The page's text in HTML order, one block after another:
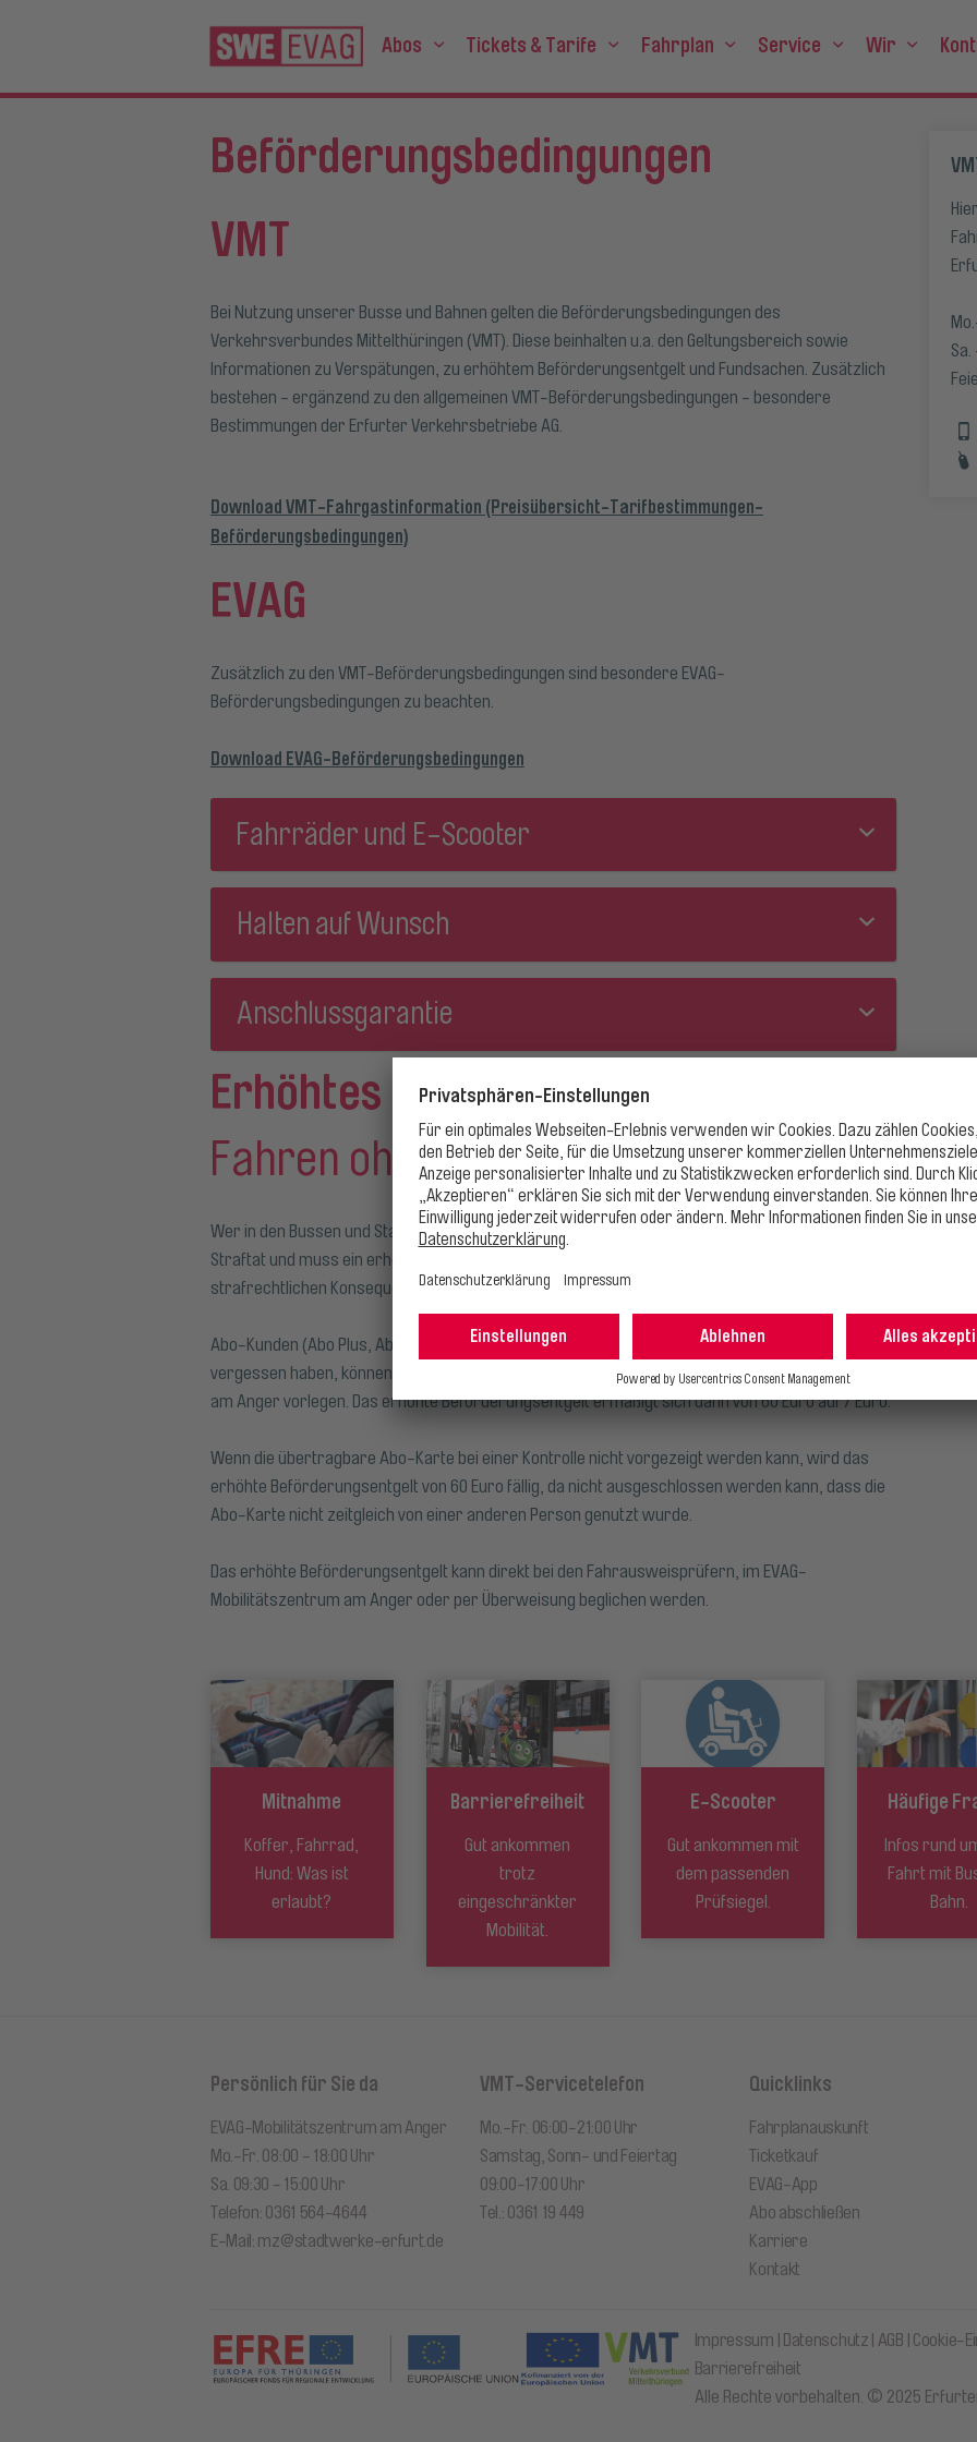
Abos Untermenü anzeigen für "Abos"
Tickets & Tarife Untermenü anzeigen für "Tickets & Tarife"
Fahrplan Untermenü anzeigen für
Service Untermenü
Wir
Baumaßnahme
Stadtparkdreieck
Seit dem 2. August 2026 läuft der zweite Bauabschnitt. Dadurch
geänderte Linien und Fahrpläne. Ab dem 17. August 2026 verkehren alle
Sperrung des Schmidtstedter Knotens umgeleitet.
MEHR INFOS
Beförderungsbedingungen
VMT
Bei Nutzung unserer Busse und Bahnen gelten die Beförderungsbedingungen des
Verkehrsverbundes Mittelthüringen (VMT). Diese beinhalten u.a. den Geltungsbereich sowie
Informationen zu Verspätungen, zu erhöhtem Beförderungsentgelt und Fundsachen. Zusätzlich
bestehen - ergänzend zu den allgemeinen VMT-Beförderungsbedingungen - besondere
Bestimmungen der Erfurter Verkehrsbetriebe AG.
Download VMT-Fahrgastinformation (Preisübersicht-Tarifbestimmungen-
Beförderungsbedingungen)
EVAG
Zusätzlich zu den VMT-Beförderungsbedingungen sind besondere EVAG-
Beförderungsbedingungen zu beachten.
Download EVAG-Beförderungsbedingungen
Fahrräder und E-Scooter
Halten auf Wunsch
Anschlussgarantie
Erhöhtes Beförderungsentgelt
Fahren ohne gültigen Fahrschein
Wer in den Bussen und Stadtbahnen der EVAG ohne gültiges Ticket unterwegs ist, begeht eine
Straftat und muss ein erhöhtes Beförderungsentgelt von 60 Euro zahlen. Auch ist mit
strafrechtlichen Konsequenzen zu rechnen.
Abo-Kunden (Abo Plus, Abo Mobil65, Abo Schüler/Azubi), die ihre personengebundene Fahrkarte
vergessen haben, können diese innerhalb von 7 Tagen nachträglich im EVAG-Mobilitätszentrum
am Anger vorlegen. Das erhöhte Beförderungsentgelt ermäßigt sich dann von 60 Euro auf 7 Euro.
Wenn die übertragbare Abo-Karte bei einer Kontrolle nicht vorgezeigt werden kann, wird das
erhöhte Beförderungsentgelt von 60 Euro fällig, da nicht ausgeschlossen werden kann, dass die
Abo-Karte nicht zeitgleich von einer anderen Person genutzt wurde.
Das erhöhte Beförderungsentgelt kann direkt bei den Fahrausweisprüfern, im EVAG-
Mobilitätszentrum am Anger oder per Überweisung beglichen werden.
Mitnahme
Koffer, Fahrrad,
Hund: Was ist
erlaubt?
Barrierefreiheit
Gut ankommen
trotz
eingeschränkter
Mobilität.
E-Scooter
Gut ankommen mit
dem passenden
Prüfsiegel.
Häufige
Infos rund
Fahrt mit
Bahn.
Persönlich für Sie da
EVAG-Mobilitätszentrum am Anger
Mo.-Fr. 08:00 - 18:00 Uhr
Sa. 09:30 - 15:00 Uhr
Telefon: 0361 564-4644
E-Mail: mz@stadtwerke-erfurt.de
VMT-Servicetelefon
Mo.-Fr. 06:00-21:00 Uhr
Samstag, Sonn- und Feiertag
09:00-17:00 Uhr
Tel.: 0361 19 449
Quicklinks
Fahrplanauskunft
Ticketkauf
EVAG-App
Abo abschließen
Karriere
Kontakt
Impressum Datenschutz AGB Cookie-
Barrierefreiheit
Alle Rechte vorbehalten. © 2025